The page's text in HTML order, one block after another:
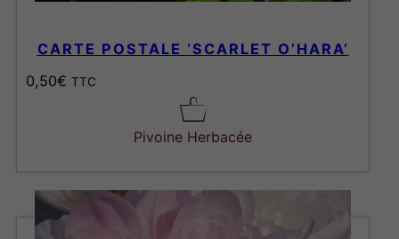
CARTE POSTALE ‘SCARLET O’HARA’
0,50€ TTC
Pivoine Herbacée